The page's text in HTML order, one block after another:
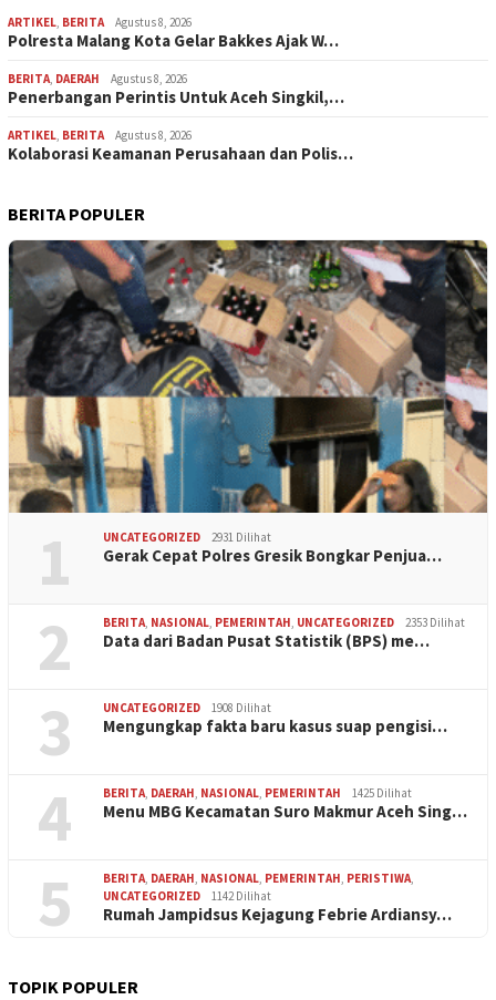
ARTIKEL, BERITA Agustus 8, 2026
Polresta Malang Kota Gelar Bakkes Ajak W…
BERITA, DAERAH Agustus 8, 2026
Penerbangan Perintis Untuk Aceh Singkil,…
ARTIKEL, BERITA Agustus 8, 2026
Kolaborasi Keamanan Perusahaan dan Polis…
BERITA POPULER
1 UNCATEGORIZED 2931 Dilihat
Gerak Cepat Polres Gresik Bongkar Penjua…
2 BERITA, NASIONAL, PEMERINTAH, UNCATEGORIZED 2353 Dilihat
Data dari Badan Pusat Statistik (BPS) me…
3 UNCATEGORIZED 1908 Dilihat
Mengungkap fakta baru kasus suap pengisi…
4 BERITA, DAERAH, NASIONAL, PEMERINTAH 1425 Dilihat
Menu MBG Kecamatan Suro Makmur Aceh Sing…
5 BERITA, DAERAH, NASIONAL, PEMERINTAH, PERISTIWA,
UNCATEGORIZED
1142 Dilihat
Rumah Jampidsus Kejagung Febrie Ardiansy…
TOPIK POPULER